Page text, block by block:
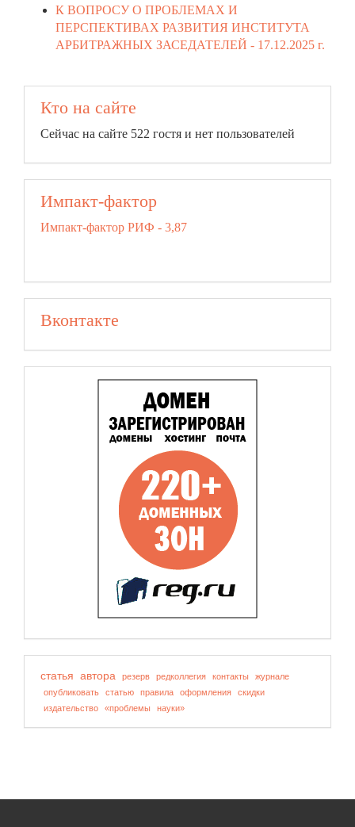
К ВОПРОСУ О ПРОБЛЕМАХ И
ПЕРСПЕКТИВАХ РАЗВИТИЯ ИНСТИТУТА
АРБИТРАЖНЫХ ЗАСЕДАТЕЛЕЙ - 17.12.2025 г.
Кто на сайте
Сейчас на сайте 522 гостя и нет пользователей
Импакт-фактор
Импакт-фактор РИФ - 3,87
Вконтакте
статья автора резерв редколлегия контакты
журнале
опубликовать
статью правила оформления
скидки
издательство
«проблемы науки»